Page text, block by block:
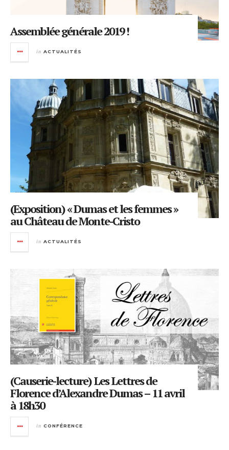
Assemblée générale 2019 !
in ACTUALITÉS
(Exposition) « Dumas et les femmes »
au Château de Monte-Cristo
in ACTUALITÉS
(Causerie-lecture) Les Lettres de
Florence d’Alexandre Dumas – 11 avril
à 18h30
in CONFÉRENCE